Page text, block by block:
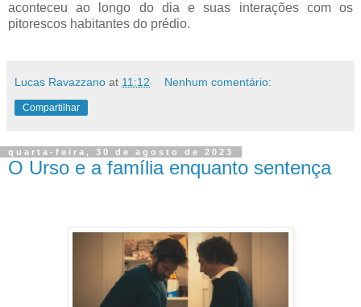
aconteceu ao longo do dia e suas interações com os
pitorescos habitantes do prédio.
Lucas Ravazzano at 11:12 Nenhum comentário:
Compartilhar
quarta-feira, 30 de agosto de 2023
O Urso e a família enquanto sentença